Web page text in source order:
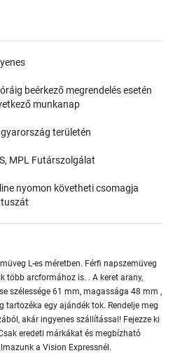
beérkező megrendelés esetén
munkanap
területén
MPL Futárszolgálat
nyomon követheti csomagja
L-es méretben. Férfi napszemüveg
több arcformához is. . A keret arany,
szélessége 61 mm, magassága 48 mm ,
egy ajándék tok. Rendelje meg
akár ingyenes szállítással! Fejezze ki
eredeti márkákat és megbízható
a Vision Expressnél.